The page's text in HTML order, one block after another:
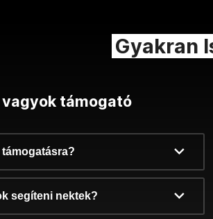
Gyakran
vagyok támogató
segíteni nektek?